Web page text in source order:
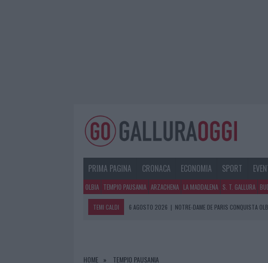
PRIMA PAGINA CRONACA ECONOMIA SPORT
OLBIA TEMPIO PAUSANIA ARZACHENA LA MADDALENA S. T. GALLURA
TEMI CALDI 6 AGOSTO 2026 | STRADA SASSARI-OLBIA, INCIDENTE
6 AGOSTO 2026 | ALLARME TRUFFE A BERCHIDDA, FALSI INCARICATI
HOME TEMPIO PAUSANIA